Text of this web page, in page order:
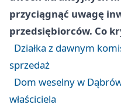
przyciągnąć uwagę
przedsiębiorców. Co
Działka z dawnym
sprzedaż
Dom weselny w
właściciela